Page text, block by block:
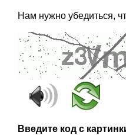
Нам нужно убедиться,
Введите код с